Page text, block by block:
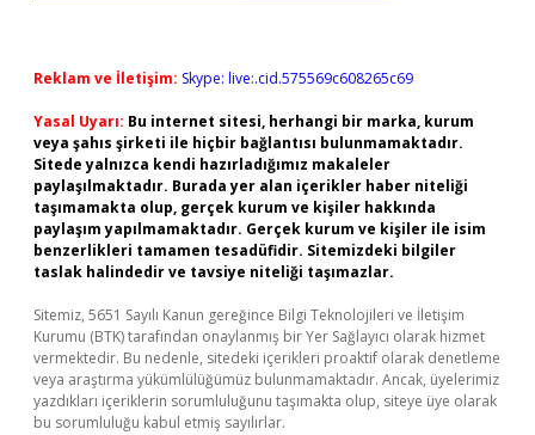
Reklam ve İletişim: Skype: live:.cid.575569c608265c69
Yasal Uyarı: Bu internet sitesi, herhangi bir marka, kurum
veya şahıs şirketi ile hiçbir bağlantısı bulunmamaktadır.
Sitede yalnızca kendi hazırladığımız makaleler
paylaşılmaktadır. Burada yer alan içerikler haber niteliği
taşımamakta olup, gerçek kurum ve kişiler hakkında
paylaşım yapılmamaktadır. Gerçek kurum ve kişiler ile isim
benzerlikleri tamamen tesadüfidir. Sitemizdeki bilgiler
taslak halindedir ve tavsiye niteliği taşımazlar.
Sitemiz, 5651 Sayılı Kanun gereğince Bilgi Teknolojileri ve İletişim
Kurumu (BTK) tarafından onaylanmış bir Yer Sağlayıcı olarak hizmet
vermektedir. Bu nedenle, sitedeki içerikleri proaktif olarak denetleme
veya araştırma yükümlülüğümüz bulunmamaktadır. Ancak, üyelerimiz
yazdıkları içeriklerin sorumluluğunu taşımakta olup, siteye üye olarak
bu sorumluluğu kabul etmiş sayılırlar.